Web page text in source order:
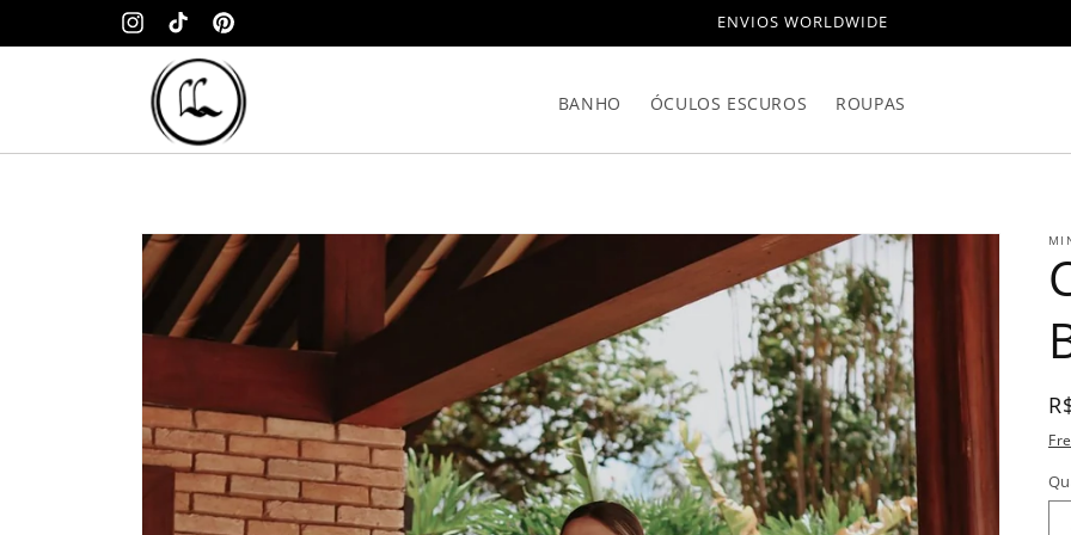
conteúdo
InstagramTikTokPinterest
ENVIOS WORLDWIDE
BANHO ÓCULOS ESCUROS ROUPAS
as
informações
do produto